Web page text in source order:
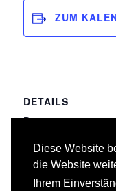
Diese Website
die Website
Ihrem
ZUM
DETAILS
Datum:
063